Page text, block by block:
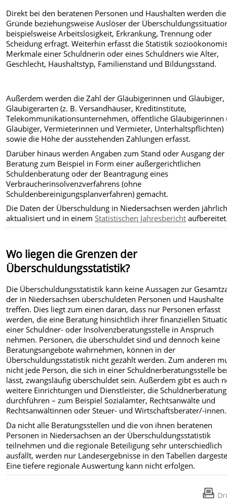
Direkt bei den beratenen Personen und Haushalten werden die
Gründe beziehungsweise Auslöser der
beispielsweise Arbeitslosigkeit, Erkrankung, Trennung oder
Scheidung erfragt. Weiterhin erfasst die Statistik
Merkmale einer Schuldnerin oder eines Schuldners wie Alter,
Geschlecht, Haushaltstyp, Familienstand und Bildungsstand.
Außerdem werden die Zahl der Gläubigerinnen und Gläubiger,
Gläubigerarten (z. B. Versandhäuser, Kreditinstitute,
Telekommunikationsunternehmen, öffentliche Gläubigerinnen
Gläubiger, Vermieterinnen und Vermieter, Unterhaltspflichten)
sowie die Höhe der ausstehenden Zahlungen erfasst.
Darüber hinaus werden Angaben zum Stand oder Ausgang der
Beratung zum Beispiel in Form einer außergerichtlichen
Schuldenberatung oder der Beantragung eines
Verbraucherinsolvenzverfahrens (ohne
Schuldenbereinigungsplanverfahren) gemacht.
Die Daten der Überschuldung in Niedersachsen werden
aktualisiert und in einemStatistischen Jahresbericht
Wo liegen die Grenzen der
Überschuldungsstatistik?
Die Überschuldungsstatistik kann keine Aussagen zur
der in Niedersachsen überschuldeten Personen und Haushalte
treffen. Dies liegt zum einen daran, dass nur Personen erfasst
werden, die eine Beratung hinsichtlich ihrer finanziellen
einer Schuldner- oder Insolvenzberatungsstelle in Anspruch
nehmen. Personen, die überschuldet sind und dennoch keine
Beratungsangebote wahrnehmen, können in der
Überschuldungsstatistik nicht gezählt werden. Zum anderen
nicht jede Person, die sich in einer Schuldnerberatungsstelle
lässt, zwangsläufig überschuldet sein. Außerdem gibt es auch
weitere Einrichtungen und Dienstleister, die
durchführen – zum Beispiel Sozialämter, Rechtsanwälte und
Rechtsanwältinnen oder Steuer- und Wirtschaftsberater/-innen.
Da nicht alle Beratungsstellen und die von ihnen beratenen
Personen in Niedersachsen an der Überschuldungsstatistik
teilnehmen und die regionale Beteiligung sehr unterschiedlich
ausfällt, werden nur Landesergebnisse in den Tabellen
Eine tiefere regionale Auswertung kann nicht erfolgen.